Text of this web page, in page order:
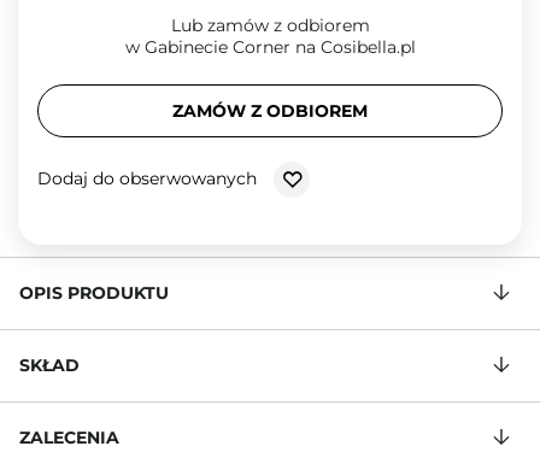
Lub zamów z odbiorem
w Gabinecie Corner na Cosibella.pl
ZAMÓW Z ODBIOREM
Dodaj do obserwowanych
OPIS PRODUKTU
SKŁAD
ZALECENIA